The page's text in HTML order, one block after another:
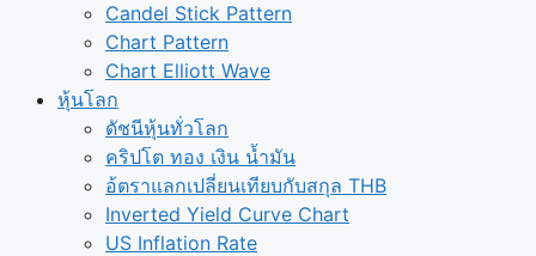
Candel Stick Pattern
Chart Pattern
Chart Elliott Wave
หุ้นโลก
ดัชนีหุ้นทั่วโลก
คริปโต ทอง เงิน น้ำมัน
อ้ตราแลกเปลี่ยนเทียบกับสกุล THB
Inverted Yield Curve Chart
US Inflation Rate